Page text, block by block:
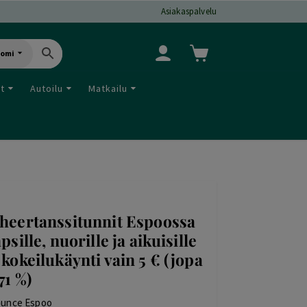
Asiakaspalvelu
Autoilu Matkailu
Espoossa
nuorille ja aikuisille
vain 5 € (jopa
%)
Espoo